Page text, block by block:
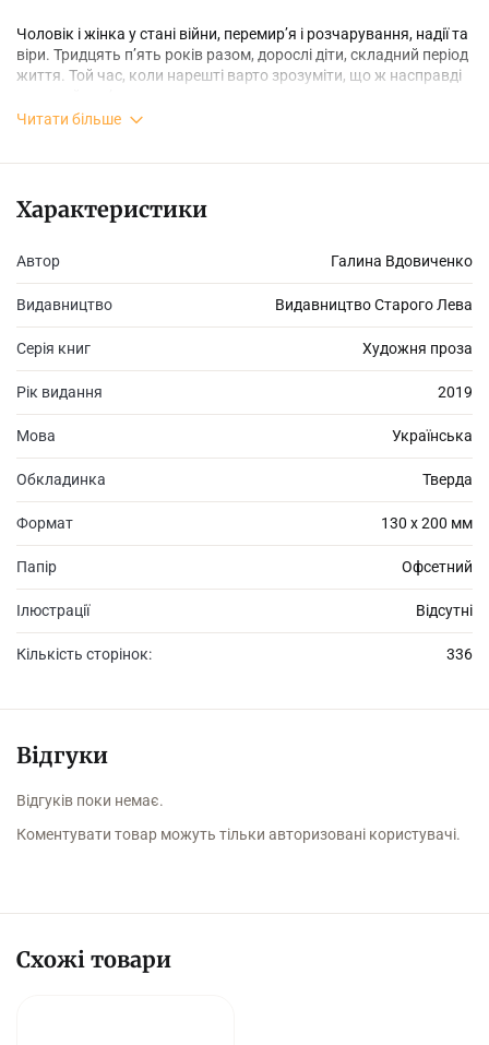
Чоловік і жінка у стані війни, перемир’я і розчарування, надії та
віри. Тридцять п’ять років разом, дорослі діти, складний період
життя. Той час, коли нарешті варто зрозуміти, що ж насправді
розмінюватися на дрібниці і бути уважними одне до одного і до
себе, цінуючи кожну мить цього несамовито швидкоплинного
Читати більше
Характеристики
Автор Галина Вдовиченко
Видавництво Видавництво Старого Лева
Серія книг Художня проза
Рік видання 2019
Мова Українська
Обкладинка Тверда
Формат 130 х 200 мм
Папір Офсетний
Ілюстрації Відсутні
Кількість сторінок: 336
Відгуки
Відгуків поки немає.
Коментувати товар можуть тільки авторизовані користувачі.
Схожі товари